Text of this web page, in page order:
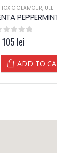
TOXIC GLAMOUR,
out of 5
105 lei
ADD TO